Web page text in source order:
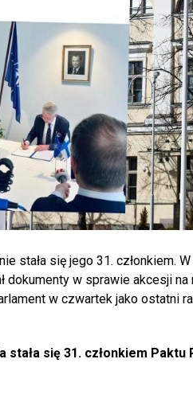
stała się jego 31. członkiem.
dokumenty w sprawie akcesji
w czwartek jako ostatni
stała się 31. członkiem